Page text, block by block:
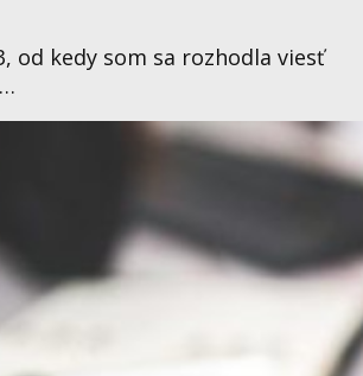
od kedy som sa rozhodla viesť